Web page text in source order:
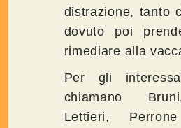
distrazione, tanto
dovuto poi
rimediare alla
Per gli
chiamano
Lettieri,